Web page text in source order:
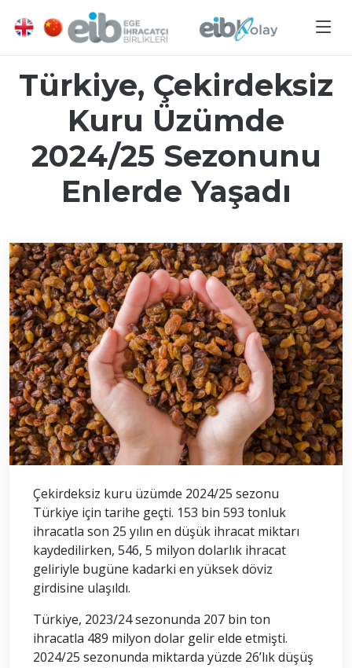
Türkiye, Çekirdeksiz
Kuru Üzümde
2024/25 Sezonunu
Enlerde Yaşadı
Çekirdeksiz kuru üzümde 2024/25 sezonu
Türkiye için tarihe geçti. 153 bin 593 tonluk
ihracatla son 25 yılın en düşük ihracat miktarı
kaydedilirken, 546, 5 milyon dolarlık ihracat
geliriyle bugüne kadarki en yüksek döviz
girdisine ulaşıldı.
Türkiye, 2023/24 sezonunda 207 bin ton
ihracatla 489 milyon dolar gelir elde etmişti.
2024/25 sezonunda miktarda yüzde 26’lık düşüş